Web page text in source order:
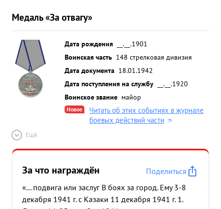
Медаль «За отвагу»
Дата рождения
__.__.1901
Воинская часть 148 стрелковая дивизия
Дата документа 18.01.1942
Дата поступления на службу
__.__.1920
Воинское звание майор
Новое
Читать об этих событиях в журнале
боевых действий части
Ещё
За что награждён
Поделиться
«... подвига или заслуг В боях за город. Ему 3-8
декабря 1941 г. с Казаки 11 декабря 1941 г. 1.